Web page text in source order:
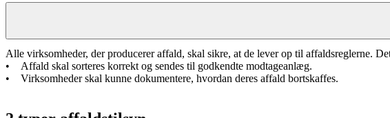
Alle virksomheder, der producerer affald, skal sikre, at de lever op til affaldsreglerne.
• Affald skal sorteres korrekt og sendes til godkendte modtageanlæg.
• Virksomheder skal kunne dokumentere, hvordan deres affald bortskaffes.